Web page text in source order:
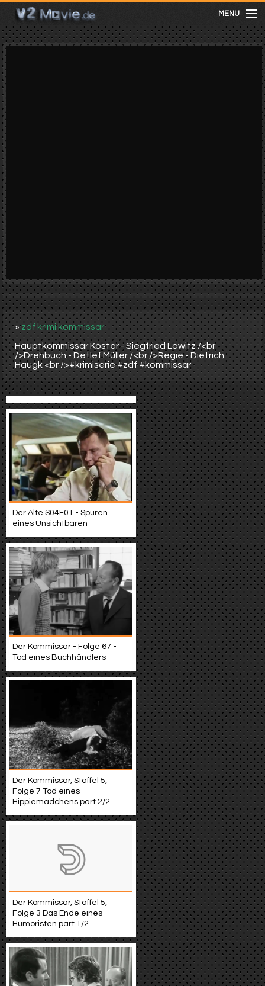
MENU
meist gesehen
Video suchen
»zdf krimi kommissar
Hauptkommissar Köster - Siegfried Lowitz /<br
/>Drehbuch - Detlef Müller /<br />Regie - Dietrich
Haugk <br />#krimiserie #zdf #kommissar
Der Alte S04E01 - Spuren
eines Unsichtbaren
Der Kommissar - Folge 67 -
Tod eines Buchhändlers
Der Kommissar, Staffel 5,
Folge 7 Tod eines
Hippiemädchens part 2/2
Der Kommissar, Staffel 5,
Folge 3 Das Ende eines
Humoristen part 1/2